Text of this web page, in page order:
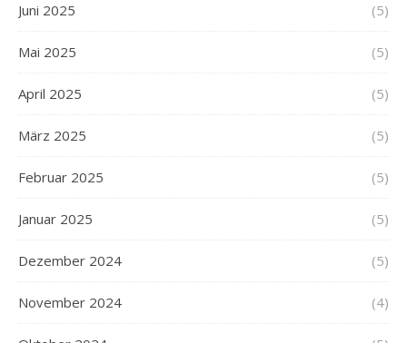
Juni 2025 (5)
Mai 2025 (5)
April 2025 (5)
März 2025 (5)
Februar 2025 (5)
Januar 2025 (5)
Dezember 2024 (5)
November 2024 (4)